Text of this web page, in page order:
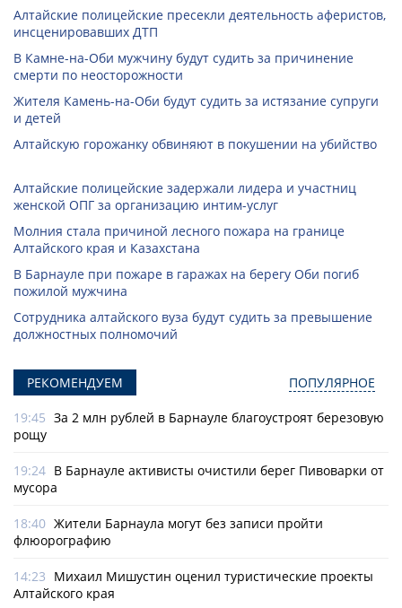
Алтайские полицейские пресекли деятельность аферистов,
инсценировавших ДТП
В Камне-на-Оби мужчину будут судить за причинение
смерти по неосторожности
Жителя Камень-на-Оби будут судить за истязание супруги
и детей
Алтайскую горожанку обвиняют в покушении на убийство
Алтайские полицейские задержали лидера и участниц
женской ОПГ за организацию интим-услуг
Молния стала причиной лесного пожара на границе
Алтайского края и Казахстана
В Барнауле при пожаре в гаражах на берегу Оби погиб
пожилой мужчина
Сотрудника алтайского вуза будут судить за превышение
должностных полномочий
РЕКОМЕНДУЕМ ПОПУЛЯРНОЕ
19:45 За 2 млн рублей в Барнауле благоустроят березовую
рощу
19:24 В Барнауле активисты очистили берег Пивоварки от
мусора
18:40 Жители Барнаула могут без записи пройти
флюорографию
14:23 Михаил Мишустин оценил туристические проекты
Алтайского края